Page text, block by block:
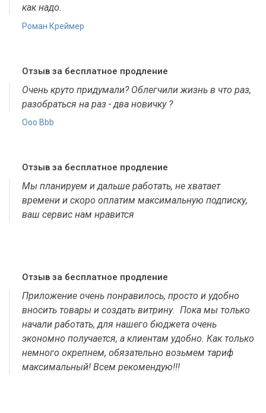
как надо.
Роман Креймер
Отзыв за бесплатное продление
Очень круто придумали? Облегчили жизнь в что раз,
разобраться на раз - два новичку ?
Ooo Bbb
Отзыв за бесплатное продление
Мы планируем и дальше работать, не хватает
времени и скоро оплатим максимальную подписку,
ваш сервис нам нравится
Отзыв за бесплатное продление
Приложение очень понравилось, просто и удобно
вносить товары и создать витрину. Пока мы только
начали работать, для нашего бюджета очень
экономно получается, а клиентам удобно. Как только
немного окрепнем, обязательно возьмем тариф
максимальный! Всем рекомендую!!!